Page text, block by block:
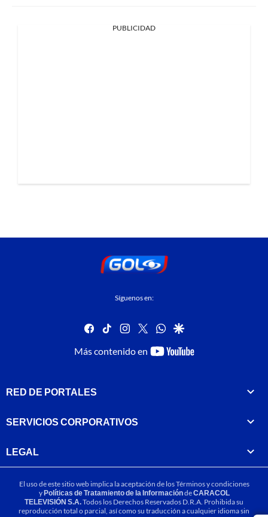
PUBLICIDAD
Síguenos en:
facebook
tiktok instagram
twitterwhatsapp
google
Más contenido en
youtube-
RED DE PORTALES
SERVICIOS CORPORATIVOS
LEGAL
El uso de este sitio web implica la aceptación de losTérminos y condiciones
yPolíticas de Tratamiento de la InformacióndeCARACOL
TELEVISIÓN S.A.Todos los Derechos Reservados D.R.A. Prohibida su
reproducción total o parcial, así como su traducción a cualquier idioma sin